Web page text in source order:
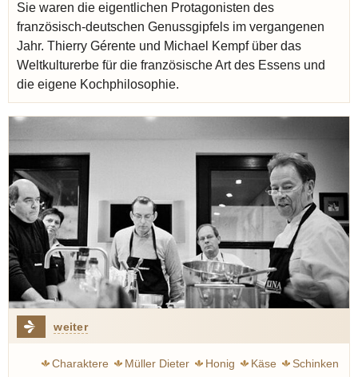
Sie waren die eigentlichen Protagonisten des
französisch-deutschen Genussgipfels im vergangenen
Jahr. Thierry Gérente und Michael Kempf über das
Weltkulturerbe für die französische Art des Essens und
die eigene Kochphilosophie.
weiter
Charaktere Müller Dieter Honig Käse
Schinken